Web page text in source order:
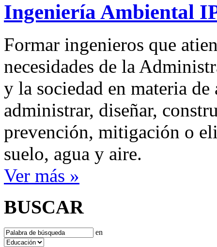
Ingeniería Ambiental
Formar ingenieros que
necesidades de la
y la sociedad en materia
administrar, diseñar,
prevención, mitigación o
suelo, agua y aire.
Ver más »
BUSCAR
en